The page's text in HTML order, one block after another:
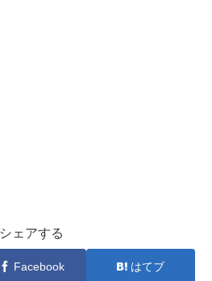
シェアする
Facebook はてブ